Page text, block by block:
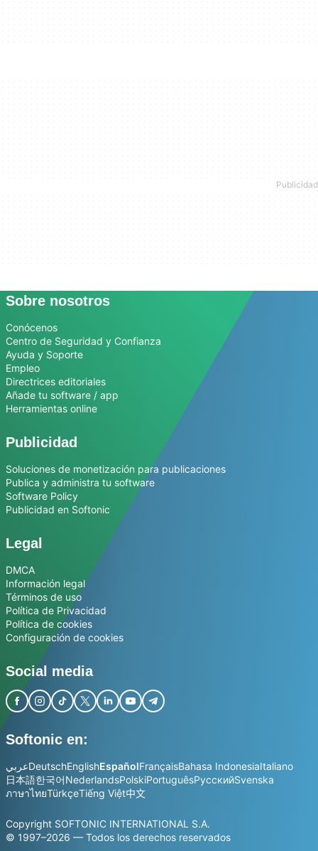
Sobre nosotros
Conócenos
Centro de Seguridad y Confianza
Ayuda y Soporte
Empleo
Directrices editoriales
Añade tu software / app
Herramientas online
Publicidad
Soluciones de monetización para publicaciones
Publica y administra tu software
Software Policy
Publicidad en Softonic
Legal
DMCA
Información legal
Términos de uso
Política de Privacidad
Política de cookies
Configuración de cookies
Social media
Softonic en:
عربيDeutschEnglishEspañolFrançaisBahasa IndonesiaItaliano
日本語한국어NederlandsPolskiPortuguêsРусскийSvenska
ภาษาไทยTürkçeTiếng Việt中文
Copyright SOFTONIC INTERNATIONAL S.A.
© 1997–2026 — Todos los derechos reservados